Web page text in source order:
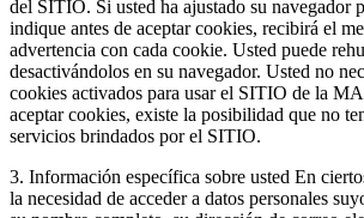
del SITIO. Si usted ha ajustado su navegador
indique antes de aceptar cookies, recibirá el
advertencia con cada cookie. Usted puede
desactivándolos en su navegador. Usted no
cookies activados para usar el SITIO de la
aceptar cookies, existe la posibilidad que no
servicios brindados por el SITIO.
3. Información específica sobre usted En
la necesidad de acceder a datos personales